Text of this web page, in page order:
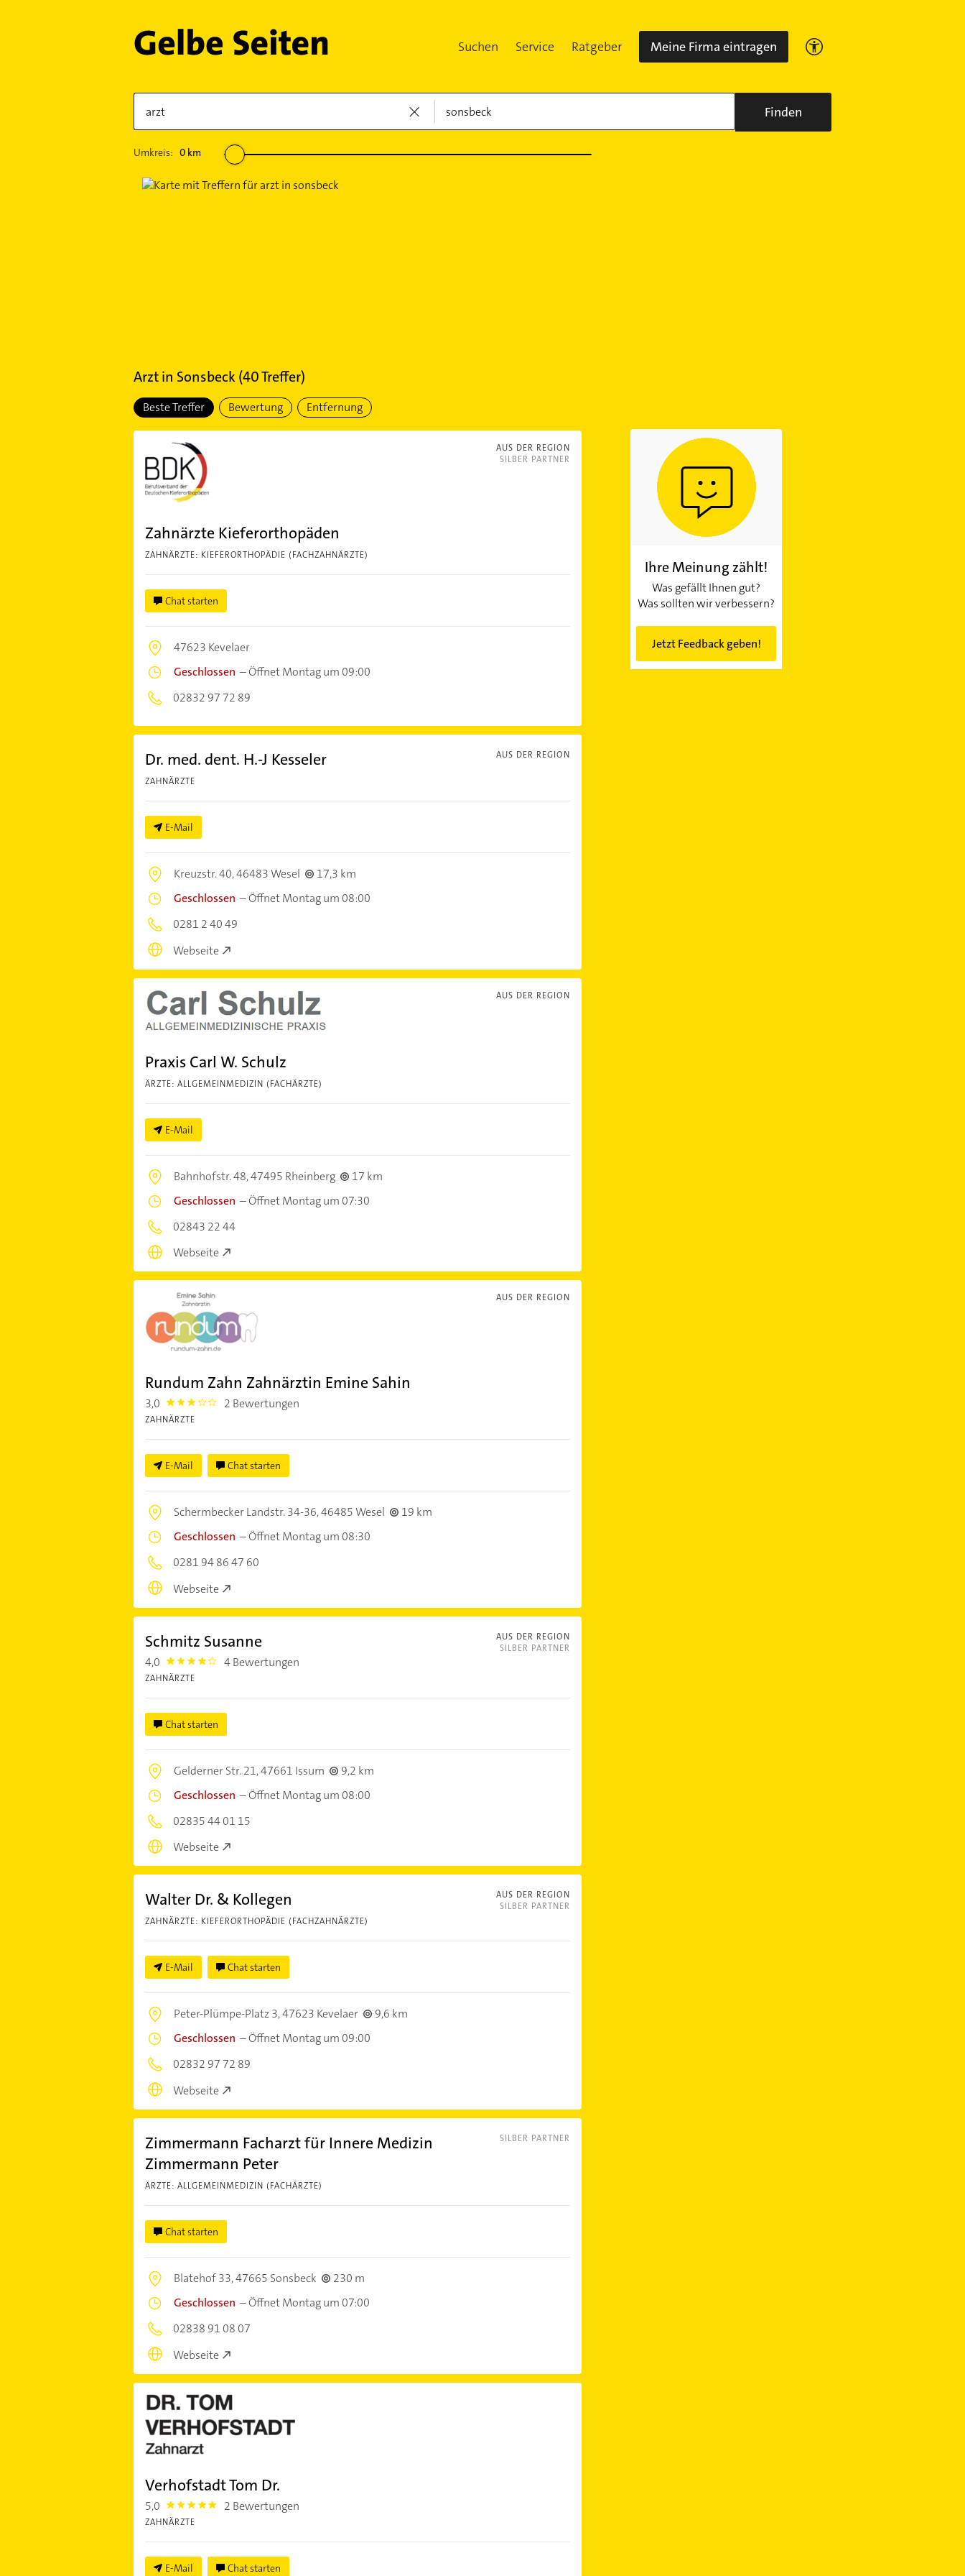
Suchen Service Ratgeber Meine Firma eintragen
Finden
Umkreis: 0km
Arztin Sonsbeck(40Treffer)
Beste Treffer Bewertung Entfernung
AUS DER REGION
SILBER PARTNER
Zahnärzte Kieferorthopäden
ZAHNÄRZTE: KIEFERORTHOPÄDIE (FACHZAHNÄRZTE)
Chat starten
47623 Kevelaer
Geschlossen –Öffnet Montag um 09:00
02832 97 72 89
AUS DER REGION
Dr. med. dent. H.-J Kesseler
ZAHNÄRZTE
E-Mail
Kreuzstr. 40,46483 Wesel
17,3 km
Geschlossen –Öffnet Montag um 08:00
0281 2 40 49
Webseite
AUS DER REGION
Praxis Carl W. Schulz
ÄRZTE: ALLGEMEINMEDIZIN (FACHÄRZTE)
E-Mail
Bahnhofstr. 48,47495 Rheinberg
17 km
Geschlossen –Öffnet Montag um 07:30
02843 22 44
Webseite
AUS DER REGION
Rundum Zahn Zahnärztin Emine Sahin
3,0 3.0 2 Bewertungen
ZAHNÄRZTE
E-Mail Chat starten
Schermbecker Landstr. 34-36,46485 Wesel
19 km
Geschlossen –Öffnet Montag um 08:30
0281 94 86 47 60
Webseite
AUS DER REGION
SILBER PARTNER
Schmitz Susanne
4,0 4.0 4 Bewertungen
ZAHNÄRZTE
Chat starten
Gelderner Str. 21,47661 Issum
9,2 km
Geschlossen –Öffnet Montag um 08:00
02835 44 01 15
Webseite
AUS DER REGION
SILBER PARTNER
Walter Dr. & Kollegen
ZAHNÄRZTE: KIEFERORTHOPÄDIE (FACHZAHNÄRZTE)
E-Mail Chat starten
Peter-Plümpe-Platz 3,47623 Kevelaer
9,6 km
Geschlossen –Öffnet Montag um 09:00
02832 97 72 89
Webseite
SILBER PARTNER
Zimmermann Facharzt für Innere Medizin
Zimmermann Peter
ÄRZTE: ALLGEMEINMEDIZIN (FACHÄRZTE)
Chat starten
Blatehof 33,47665 Sonsbeck
230 m
Geschlossen –Öffnet Montag um 07:00
02838 91 08 07
Webseite
Verhofstadt Tom Dr.
5,0 5.0 2 Bewertungen
ZAHNÄRZTE
E-Mail Chat starten
Ihre Meinung zählt!
Was gefällt Ihnen gut?
Was sollten wir verbessern?
Jetzt Feedback geben!